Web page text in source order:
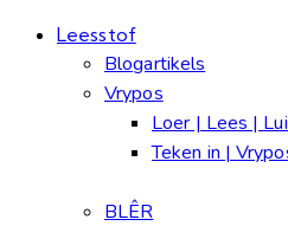
Leesstof
Blogartikels
Vrypos
Loer | Lees |
Teken in |
BLÊR